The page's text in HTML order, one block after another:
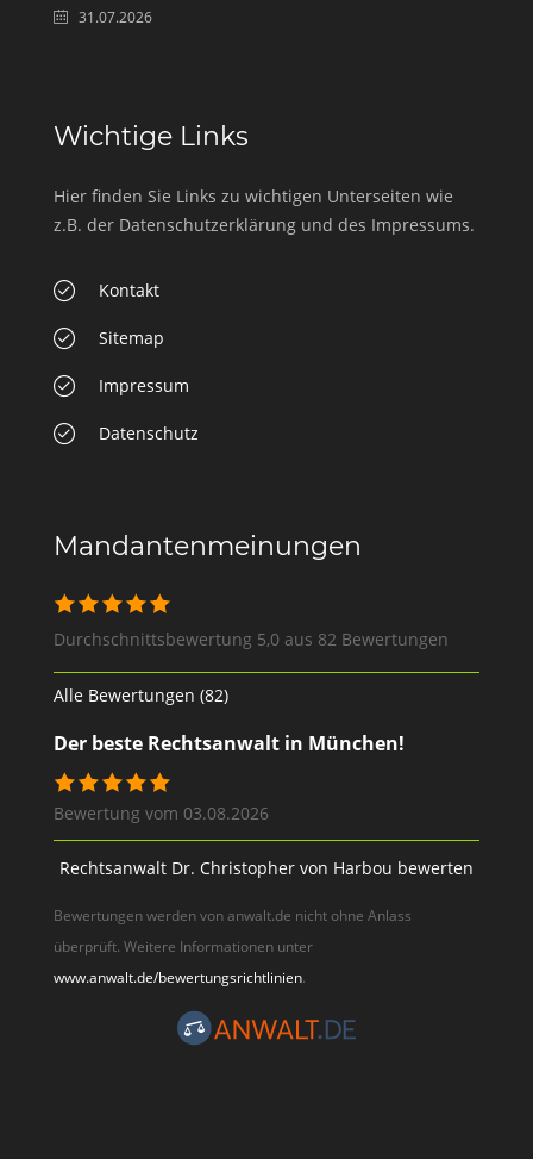
31.07.2026
Wichtige Links
Hier finden Sie Links zu wichtigen Unterseiten wie
z.B. der Datenschutzerklärung und des Impressums.
Kontakt
Sitemap
Impressum
Datenschutz
Mandantenmeinungen
Durchschnittsbewertung 5,0 aus 82 Bewertungen
Alle Bewertungen (82)
Der beste Rechtsanwalt in München!
Bewertung vom 03.08.2026
Rechtsanwalt Dr. Christopher von Harbou bewerten
Bewertungen werden von anwalt.de nicht ohne Anlass
überprüft. Weitere Informationen unter
www.anwalt.de/bewertungsrichtlinien.